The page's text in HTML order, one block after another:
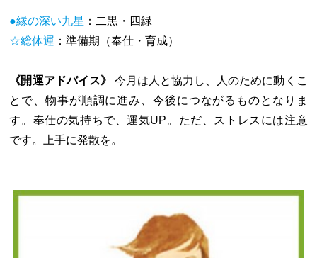
●縁の深い九星 ：二黒・四緑
☆総体運 ：準備期（奉仕・育成）
《開運アドバイス》
今月は人と協力し、人のために動くこ
とで、物事が順調に進み、今後につながるものとなりま
す。奉仕の気持ちで、運気UP。ただ、ストレスには注意
です。上手に発散を。